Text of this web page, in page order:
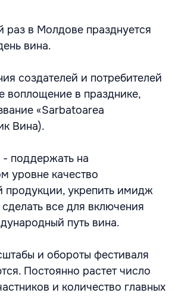
раз в Молдове празднуется
вина.
создателей и потребителей
воплощение в празднике,
«Sarbatoarea
Вина).
- поддержать на
уровне качество
продукции, укрепить имидж
все для включения
путь вина.
и обороты фестиваля
Постоянно растет число
и количество главных